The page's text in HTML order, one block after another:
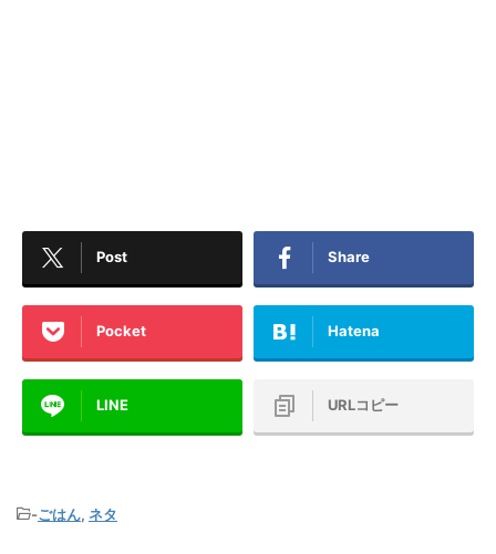
Post Share
Pocket Hatena
LINE URLコピー
-ごはん, ネタ